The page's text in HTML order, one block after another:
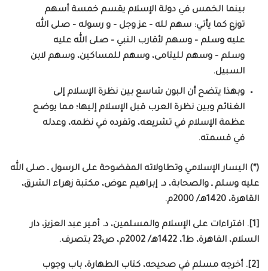
بينما الخمس في دولة الإسلام يقسم خمسة أسهم
توزع كما يأتي: سهم لله – عز وجل – و رسوله – صلى الله
عليه وسلم – وسهم لأقارب النبي – صلى الله عليه
وسلم – وسهم لليتامى، وسهم للمساكين، وسهم لابن
السبيل.
وبهذا يتضح أن البون شاسع بين نظرة الإسلام إلى
الغنائم وبين نظرة العرب قبل الإسلام إليها؛ مما يوضح
عظمة الإسلام في تشريعه، وتفرده في نظمه، وعدله
في قسمته.
(*) اليسار الإسلامي وتطاولاته المفضوحة على الرسول ـ صلى الله
عليه وسلم ـ والصحابة، د. إبراهيم عوض، مكتبة زهراء الشرق،
القاهرة، 1420هـ/ 2000م.
[1]. افتراءات على الإسلام والمسلمين، د. أمير عبد العزيز، دار
السلام، القاهرة، ط1، 1422هـ/ 2002م، ص23 بتصرف.
[2]. أخرجه مسلم في صحيحه، كتاب الطهارة، باب وجوب